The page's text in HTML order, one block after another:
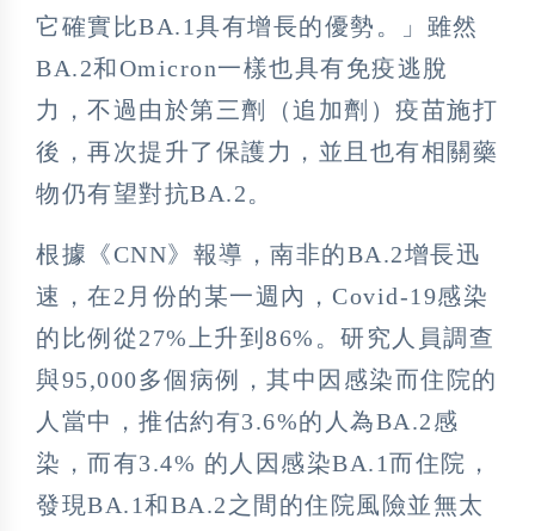
它確實比BA.1具有增長的優勢。」雖然
BA.2和Omicron一樣也具有免疫逃脫
力，不過由於第三劑（追加劑）疫苗施打
後，再次提升了保護力，並且也有相關藥
物仍有望對抗BA.2。
根據《CNN》報導，南非的BA.2增長迅
速，在2月份的某一週內，Covid-19感染
的比例從27%上升到86%。研究人員調查
與95,000多個病例，其中因感染而住院的
人當中，推估約有3.6%的人為BA.2感
染，而有3.4% 的人因感染BA.1而住院，
發現BA.1和BA.2之間的住院風險並無太